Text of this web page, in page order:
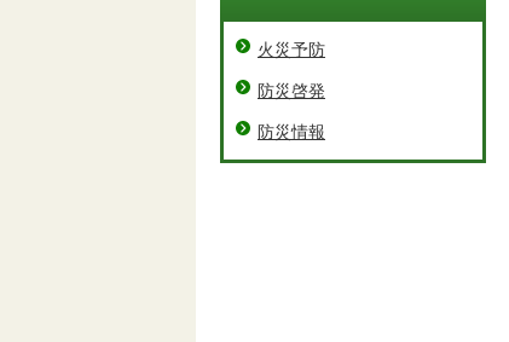
火災予防
防災啓発
防災情報